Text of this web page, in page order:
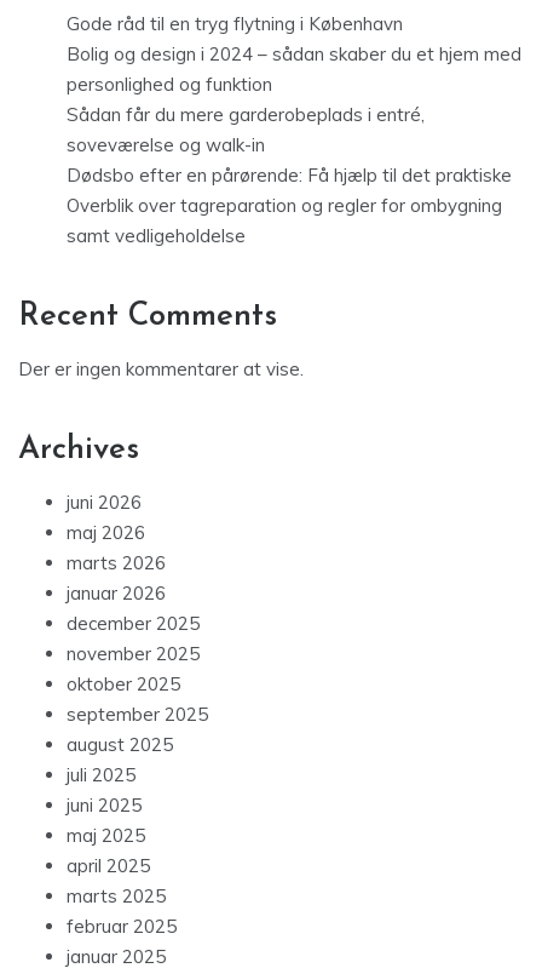
Gode råd til en tryg flytning i København
Bolig og design i 2024 – sådan skaber du et hjem med
personlighed og funktion
Sådan får du mere garderobeplads i entré,
soveværelse og walk-in
Dødsbo efter en pårørende: Få hjælp til det praktiske
Overblik over tagreparation og regler for ombygning
samt vedligeholdelse
Recent Comments
Der er ingen kommentarer at vise.
Archives
juni 2026
maj 2026
marts 2026
januar 2026
december 2025
november 2025
oktober 2025
september 2025
august 2025
juli 2025
juni 2025
maj 2025
april 2025
marts 2025
februar 2025
januar 2025